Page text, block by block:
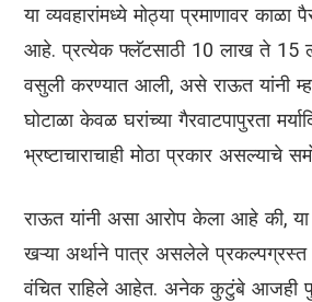
या व्यवहारांमध्ये मोठ्या प्रमाणावर काळा
आहे. प्रत्येक फ्लॅटसाठी 10 लाख ते 15
वसुली करण्यात आली, असे राऊत यांनी
घोटाळा केवळ घरांच्या गैरवाटपापुरता
भ्रष्टाचाराचाही मोठा प्रकार असल्याचे
राऊत यांनी असा आरोप केला आहे की, या
खऱ्या अर्थाने पात्र असलेले प्रकल्पग्रस्त
वंचित राहिले आहेत. अनेक कुटुंबे आजही